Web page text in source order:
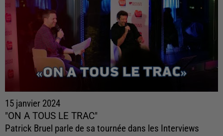
15 janvier 2024
"ON A TOUS LE TRAC"
Patrick Bruel parle de sa tournée dans les Interviews